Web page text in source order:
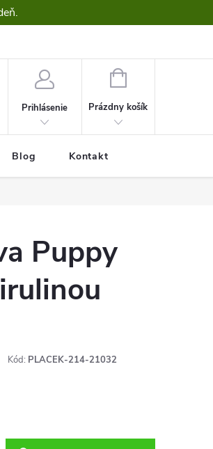
Prihlásenie
NÁKUPNÝ
Prázdny košík
Blog Kontakt
Puppy
Kód: PLACEK-214-21032